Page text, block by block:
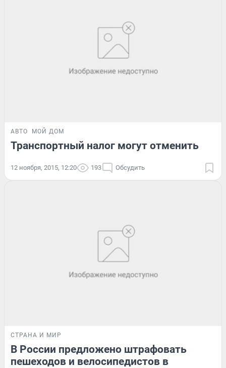
АВТО МОЙ ДОМ
Транспортный налог могут отменить
12 ноября, 2015, 12:20 193 Обсудить
СТРАНА И МИР
В России предложено штрафовать
пешеходов и велосипедистов в